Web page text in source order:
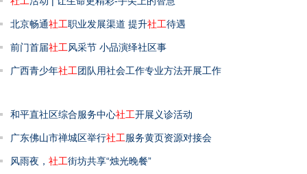
北京畅通社工职业发展渠道 提升社工待遇
前门首届社工风采节 小品演绎社区事
广西青少年社工团队用社会工作专业方法开展工作
和平直社区综合服务中心社工开展义诊活动
广东佛山市禅城区举行社工服务黄页资源对接会
风雨夜， 社工街坊共享“烛光晚餐”